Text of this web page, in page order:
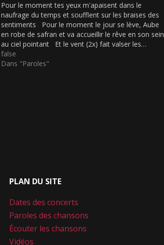
Pour le moment tes yeux m'apaisent dans le
naufrage du temps et soufflent sur les braises des
sentiments Pour le moment le jour se lève, Aube
en robe de safran et va accueillir le rêve en son sein
au ciel pointant Et le vent (2x) fait valser les…
false
Dans "Paroles"
PLAN DU SITE
Dates des concerts
Paroles des chansons
Écouter les chansons
Vidéos